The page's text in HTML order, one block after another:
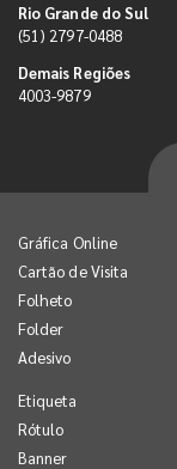
Rio Grande do Sul
(51) 2797-0488
Demais Regiões
4003-9879
Gráfica Online
Cartão de Visita
Folheto
Folder
Adesivo
Etiqueta
Rótulo
Banner